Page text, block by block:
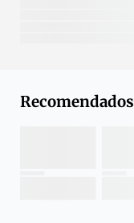
Recomendados